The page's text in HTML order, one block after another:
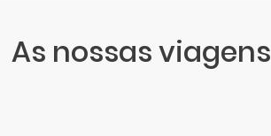
As nossas viagens